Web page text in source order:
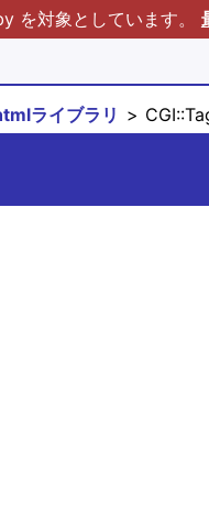
を対象としています。
ライブラリ